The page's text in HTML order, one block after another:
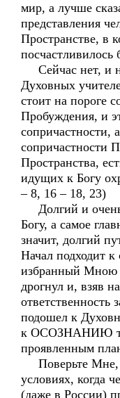
мир, а лучше
представления
Пространстве, в
Сейчас нет, и
Духовных
стоит на пороге
Пробуждения, и
сопричастности,
сопричастности
Пространства,
идущих к Богу
– 8, 16 – 18, 23)
Долгий и
Богу, а самое
значит, долгий
Начал подходит к
избранный Мною
дрогнул и, взяв
ответственность
подошел к
к ОСОЗНАНИЮ
проявленным
Поверьте Мне,
условиях, когда
(даже в России)